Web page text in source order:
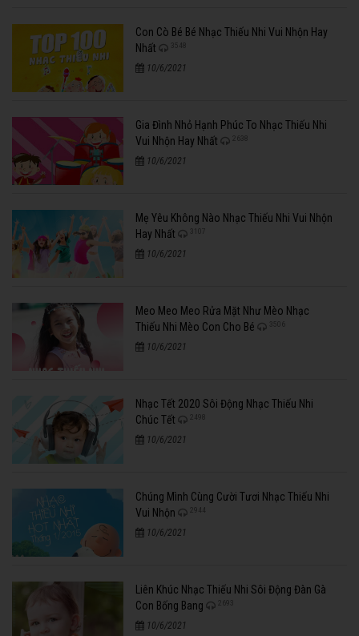
Con Cò Bé Bé Nhạc Thiếu Nhi Vui Nhộn Hay
Nhất
3548
10/6/2021
Gia Đình Nhỏ Hạnh Phúc To Nhạc Thiếu Nhi
Vui Nhộn Hay Nhất
2638
10/6/2021
Mẹ Yêu Không Nào Nhạc Thiếu Nhi Vui Nhộn
Hay Nhất
3107
10/6/2021
Meo Meo Meo Rửa Mặt Như Mèo Nhạc
Thiếu Nhi Mèo Con Cho Bé
3506
10/6/2021
Nhạc Tết 2020 Sôi Động Nhạc Thiếu Nhi
Chúc Tết
2498
10/6/2021
Chúng Mình Cùng Cười Tươi Nhạc Thiếu Nhi
Vui Nhộn
2944
10/6/2021
Liên Khúc Nhạc Thiếu Nhi Sôi Động Đàn Gà
Con Bống Bang
2693
10/6/2021